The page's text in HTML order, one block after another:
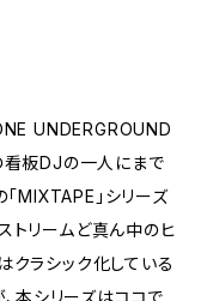
UNDERGROUND
板DJの一人にまで
MIXTAPE」シリーズ
トリームど真ん中のヒ
クラシック化している
本シリーズはココで